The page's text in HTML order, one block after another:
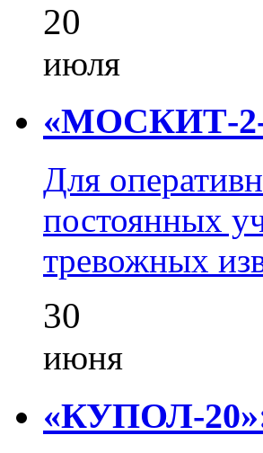
20
июля
«МОСКИТ-2-
Для
постоянных
тревожных
30
июня
«КУПОЛ-20»: